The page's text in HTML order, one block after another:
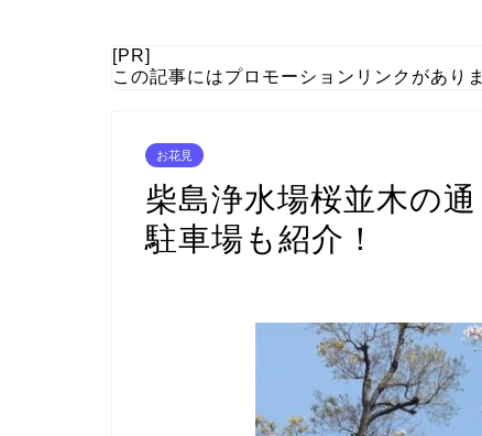
[PR]
この記事にはプロモーションリンクがあり
お花見
柴島浄水場桜並木の
駐車場も紹介！